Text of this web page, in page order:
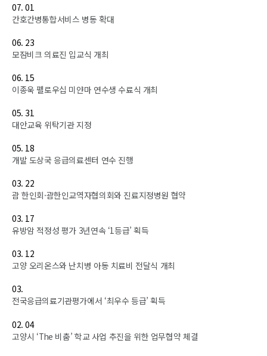
07. 01
간호간병통합서비스 병동 확대
06. 23
모잠비크 의료진 입교식 개최
06. 15
이종욱 펠로우십 미얀마 연수생 수료식 개최
05. 31
대안교육 위탁기관 지정
05. 18
개발 도상국 응급의료센터 연수 진행
03. 22
괌 한인회·괌한인교역자협의회와 진료지정병원 협약
03. 17
유방암 적정성 평가 3년연속 ‘1등급’ 획득
03. 12
고양 오리온스와 난치병 아동 치료비 전달식 개최
03.
전국응급의료기관평가에서 ‘최우수 등급’ 획득
02. 04
고양시 ‘The 비춤’ 학교 사업 추진을 위한 업무협약 체결